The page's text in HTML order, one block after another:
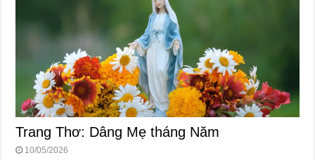
Trang Thơ: Dâng Mẹ tháng Năm
10/05/2026